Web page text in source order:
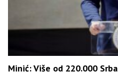
Minić: Više od 220.000